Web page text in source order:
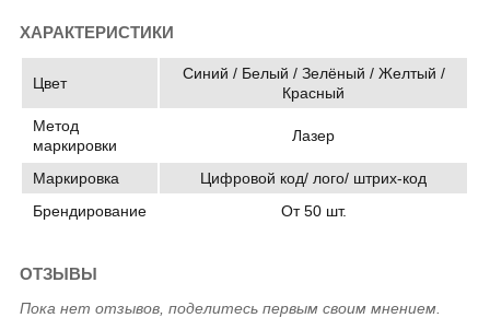
ХАРАКТЕРИСТИКИ
Цвет
Синий / Белый / Зелёный / Желтый /
Красный
Метод
маркировки
Лазер
Маркировка
Цифровой код/ лого/ штрих-код
Брендирование
От 50 шт.
ОТЗЫВЫ
Пока нет отзывов, поделитесь первым своим мнением.